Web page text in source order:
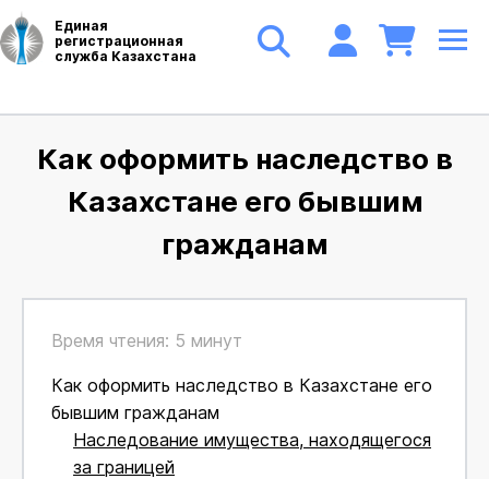
Единая
регистрационная
служба Казахстана
Как оформить наследство в
Казахстане его бывшим
гражданам
Время чтения: 5 минут
Как оформить наследство в Казахстане его
бывшим гражданам
Наследование имущества, находящегося
за границей